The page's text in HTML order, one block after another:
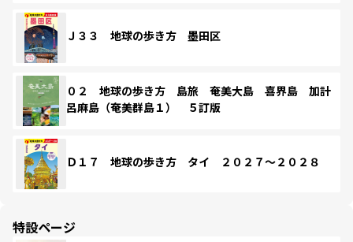
Ｊ３３ 地球の歩き方 墨田区
０２ 地球の歩き方 島旅 奄美大島 喜界島 加計
呂麻島（奄美群島１） ５訂版
Ｄ１７ 地球の歩き方 タイ ２０２７～２０２８
特設ページ